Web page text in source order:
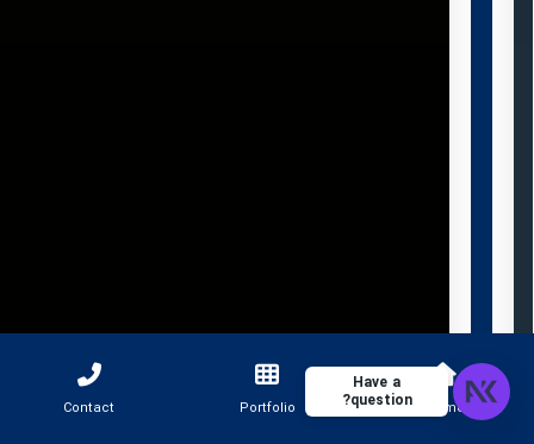
Home
Portfolio
Contact
Have a
question?